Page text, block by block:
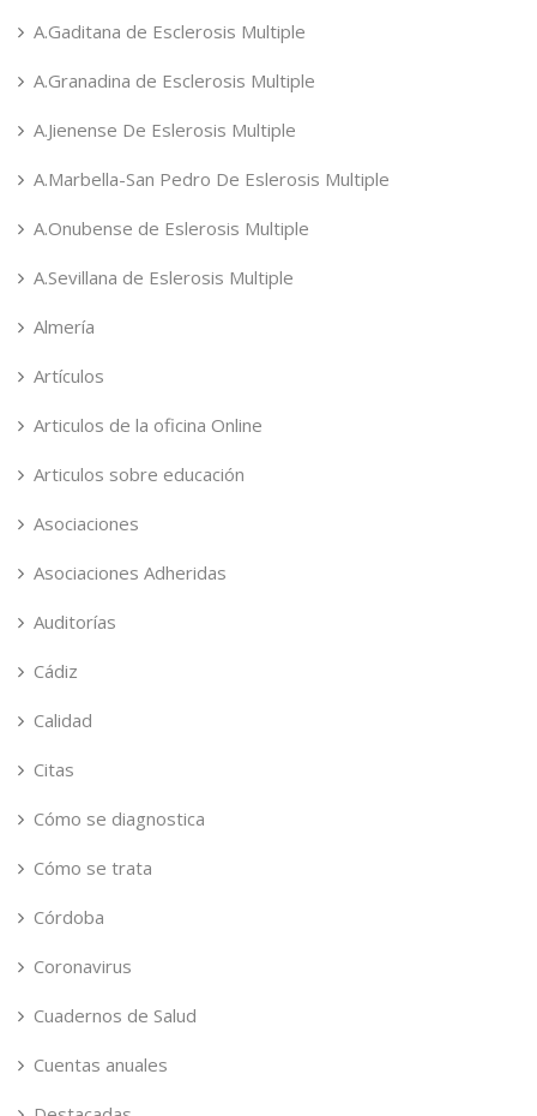
A.Gaditana de Esclerosis Multiple
A.Granadina de Esclerosis Multiple
A.Jienense De Eslerosis Multiple
A.Marbella-San Pedro De Eslerosis Multiple
A.Onubense de Eslerosis Multiple
A.Sevillana de Eslerosis Multiple
Almería
Artículos
Articulos de la oficina Online
Articulos sobre educación
Asociaciones
Asociaciones Adheridas
Auditorías
Cádiz
Calidad
Citas
Cómo se diagnostica
Cómo se trata
Córdoba
Coronavirus
Cuadernos de Salud
Cuentas anuales